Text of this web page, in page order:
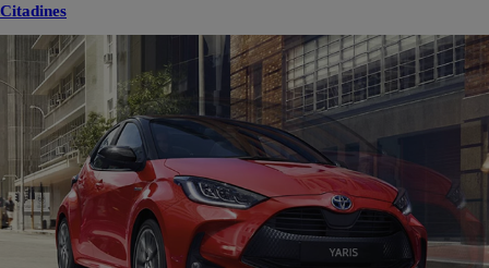
Citadines